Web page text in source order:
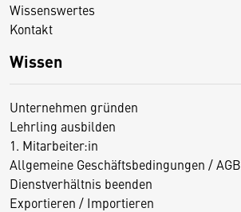
Wissenswertes
Kontakt
Wissen
Unternehmen gründen
Lehrling ausbilden
1. Mitarbeiter:in
Allgemeine Geschäftsbedingungen / AGB
Dienstverhältnis beenden
Exportieren / Importieren